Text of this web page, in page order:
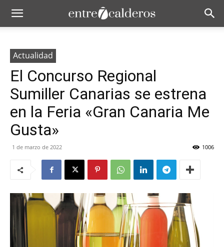
Actualidad
El Concurso Regional
Sumiller Canarias se estrena
en la Feria «Gran Canaria Me
Gusta»
1 de marzo de 2022 1006